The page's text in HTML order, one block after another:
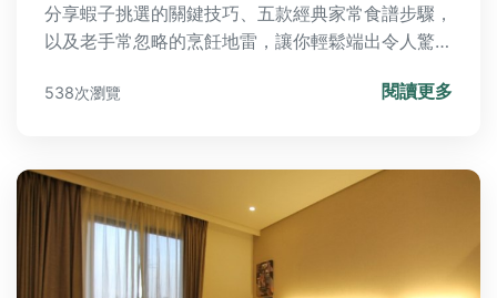
分享蝦子挑選的關鍵技巧、五款經典家常食譜步驟，
以及老手常忽略的烹飪地雷，讓你輕鬆端出令人驚豔
538次瀏覽 閱讀更多